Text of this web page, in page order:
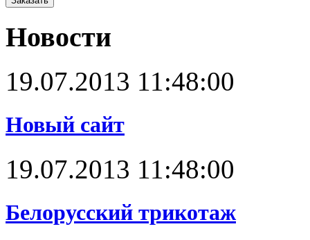
Новости
19.07.2013 11:48:00
Новый сайт
19.07.2013 11:48:00
Белорусский трикотаж